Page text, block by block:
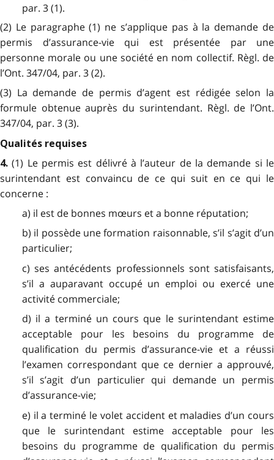
par. 3 (1).
(2) Le paragraphe (1) ne s’applique pas à la demande de
permis d’assurance-vie qui est présentée par une
personne morale ou une société en nom collectif. Règl. de
l’Ont. 347/04, par. 3 (2).
(3) La demande de permis d’agent est rédigée selon la
formule obtenue auprès du surintendant. Règl. de l’Ont.
347/04, par. 3 (3).
Qualités requises
4.(1) Le permis est délivré à l’auteur de la demande si le
surintendant est convaincu de ce qui suit en ce qui le
concerne :
a) il est de bonnes mœurs et a bonne réputation;
b) il possède une formation raisonnable, s’il s’agit d’un
particulier;
c) ses antécédents professionnels sont satisfaisants,
s’il a auparavant occupé un emploi ou exercé une
activité commerciale;
d) il a terminé un cours que le surintendant estime
acceptable pour les besoins du programme de
qualification du permis d’assurance-vie et a réussi
l’examen correspondant que ce dernier a approuvé,
s’il s’agit d’un particulier qui demande un permis
d’assurance-vie;
e) il a terminé le volet accident et maladies d’un cours
que le surintendant estime acceptable pour les
besoins du programme de qualification du permis